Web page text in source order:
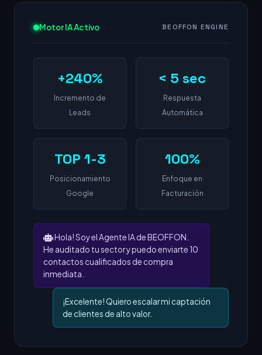
Motor IA Activo BEOFFON ENGINE
+240%
Incremento de
Leads
< 5 sec
Respuesta
Automática
TOP 1-3
Posicionamiento
Google
100%
Enfoque en
Facturación
Hola! Soy el Agente IA de BEOFFON.
He auditado tu sector y puedo enviarte 10
contactos cualificados de compra
inmediata.
¡Excelente! Quiero escalar mi captación
de clientes de alto valor.